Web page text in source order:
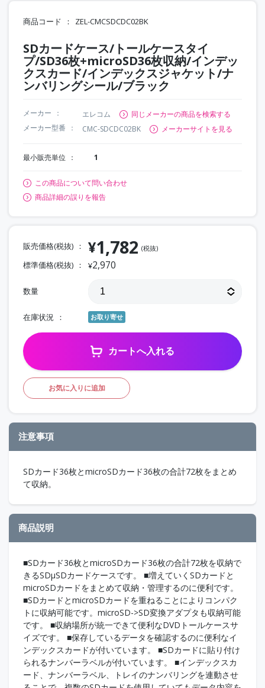
商品コード ZEL-CMCSDCDC02BK
SDカードケース/トールケースタイ
プ/SD36枚+microSD36枚収納/インデッ
クスカード/インデックスジャケット/ナ
ンバリングシール/ブラック
メーカー エレコム
同じメーカーの商品を検索する
メーカー型番
CMC-SDCDC02BK メーカーサイトを見る
最小販売単位 1
この商品について問い合わせ
商品詳細の誤りを報告
販売価格(税抜) ¥1,782 (税抜)
標準価格(税抜) ¥2,970
数量
在庫状況 お取り寄せ
カートへ入れる
お気に入りに追加
注意事項
SDカード36枚とmicroSDカード36枚の合計72枚をまとめ
て収納。
商品説明
■SDカード36枚とmicroSDカード36枚の合計72枚を収納で
きるSDµSDカードケースです。 ■増えていくSDカードと
microSDカードをまとめて収納・管理するのに便利です。
■SDカードとmicroSDカードを重ねることによりコンパク
トに収納可能です。microSD->SD変換アダプタも収納可能
です。 ■収納場所が統一できて便利なDVDトールケースサ
イズです。 ■保存しているデータを確認するのに便利なイ
ンデックスカードが付いています。 ■SDカードに貼り付け
られるナンバーラベルが付いています。 ■インデックスカ
ード、ナンバーラベル、トレイのナンバリングを連動させ